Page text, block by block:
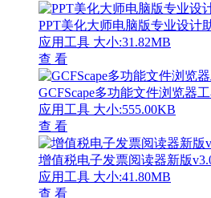
PPT美化大师电脑版专业设计
应用工具 大小:31.82MB
查 看
GCFScape多功能文件浏览器
应用工具 大小:555.00KB
查 看
增值税电子发票阅读器新版
应用工具 大小:41.80MB
查 看